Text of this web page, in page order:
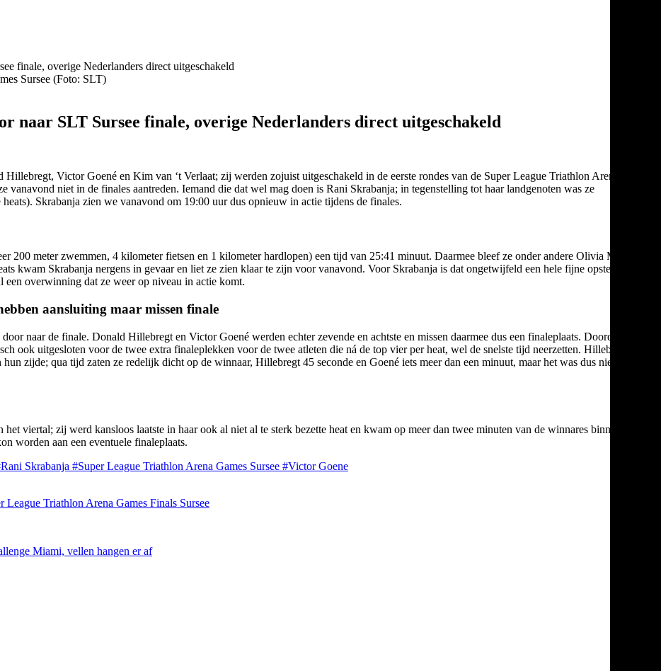
Sursee (Foto: SLT)
naar SLT Sursee finale, overige Nederlanders direct uitgeschakeld
Victor Goené en Kim van ‘t Verlaat; zij werden zojuist uitgeschakeld in de eerste rondes van de Super League Triathlon Arena
vanavond niet in de finales aantreden. Iemand die dat wel mag doen is Rani Skrabanja; in tegenstelling tot haar landgenoten was ze
Skrabanja zien we vanavond om 19:00 uur dus opnieuw in actie tijdens de finales.
200 meter zwemmen, 4 kilometer fietsen en 1 kilometer hardlopen) een tijd van 25:41 minuut. Daarmee bleef ze onder andere Olivia Mathias
kwam Skrabanja nergens in gevaar en liet ze zien klaar te zijn voor vanavond. Voor Skrabanja is dat ongetwijfeld een hele fijne opsteker,
een overwinning dat ze weer op niveau in actie komt.
aansluiting maar missen finale
naar de finale. Donald Hillebregt en Victor Goené werden echter zevende en achtste en missen daarmee dus een finaleplaats. Doordat zij
ook uitgesloten voor de twee extra finaleplekken voor de twee atleten die ná de top vier per heat, wel de snelste tijd neerzetten. Hillebregt en
zijde; qua tijd zaten ze redelijk dicht op de winnaar, Hillebregt 45 seconde en Goené iets meer dan een minuut, maar het was dus niet
viertal; zij werd kansloos laatste in haar ook al niet al te sterk bezette heat en kwam op meer dan twee minuten van de winnares binnen.
worden aan een eventuele finaleplaats.
Skrabanja #Super League Triathlon Arena Games Sursee #Victor Goene
Triathlon Arena Games Finals Sursee
Miami, vellen hangen er af